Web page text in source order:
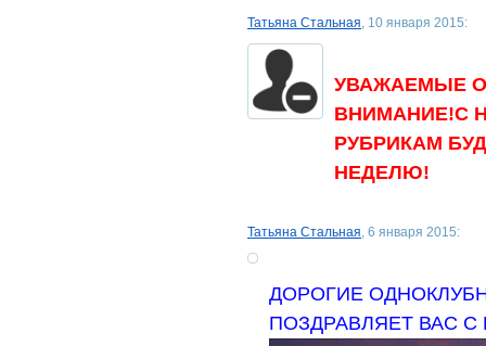
Татьяна Стальная, 10 января 2015:
УВАЖАЕМЫЕ
ВНИМАНИЕ!С
РУБРИКАМ
НЕДЕЛЮ!
Татьяна Стальная, 6 января 2015:
ДОРОГИЕ
ПОЗДРАВЛЯЕТ ВАС